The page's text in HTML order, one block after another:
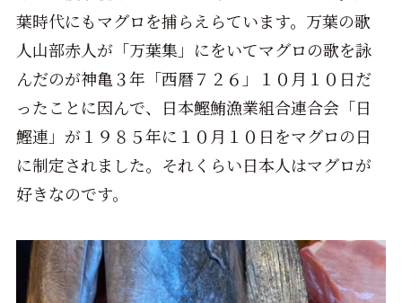
葉時代にもマグロを捕らえらています。万葉の歌
人山部赤人が「万葉集」にをいてマグロの歌を詠
んだのが神亀３年「西暦７２６」１０月１０日だ
ったことに因んで、日本鰹鮪漁業組合連合会「日
鰹連」が１９８５年に１０月１０日をマグロの日
に制定されました。それくらい日本人はマグロが
好きなのです。